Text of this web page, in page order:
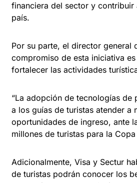
financiera del sector y
país.
Por su parte, el director general
compromiso de esta iniciativa
fortalecer las actividades
“La adopción de tecnologías
a los guías de turistas atender a
oportunidades de ingreso, ante
millones de turistas para la
Adicionalmente, Visa y Sectur
de turistas podrán conocer los